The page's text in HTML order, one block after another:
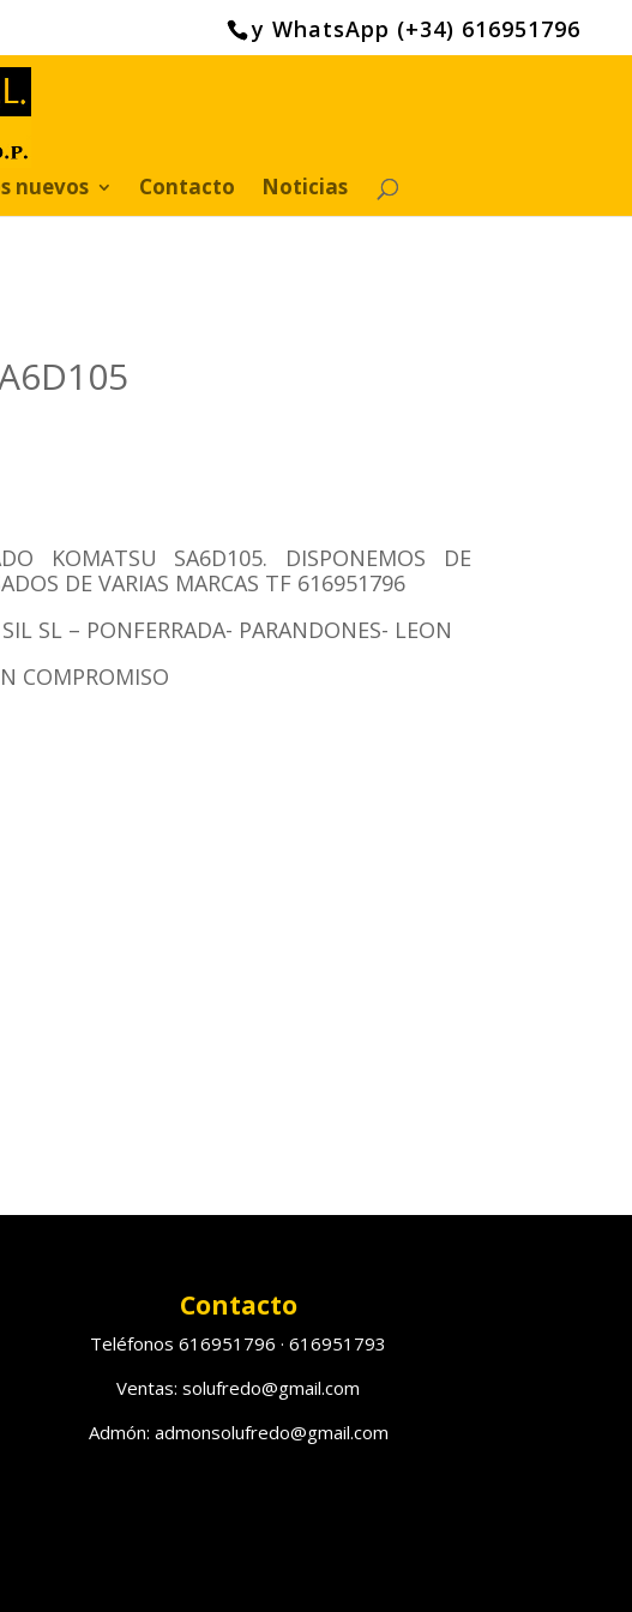
y WhatsApp (+34) 616951796
nuevos Contacto Noticias
KOMATSU SA6D105. DISPONEMOS DE
DE VARIAS MARCAS TF 616951796
SL – PONFERRADA- PARANDONES- LEON
COMPROMISO
Contacto
Teléfonos 616951796 · 616951793
Ventas: solufredo@gmail.com
Admón: admonsolufredo@gmail.com